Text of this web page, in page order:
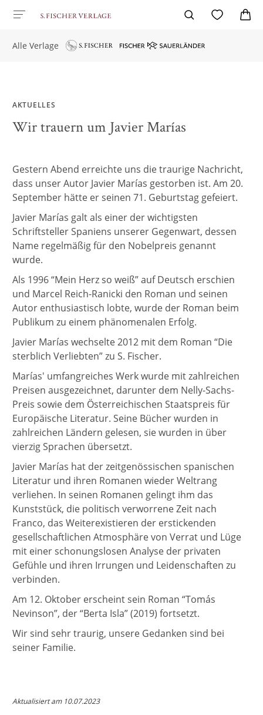
Alle Verlage
AKTUELLES
Wir trauern um Javier Marías
Gestern Abend erreichte uns die traurige Nachricht,
dass unser Autor Javier Marías gestorben ist. Am 20.
September hätte er seinen 71. Geburtstag gefeiert.
Javier Marías galt als einer der wichtigsten
Schriftsteller Spaniens unserer Gegenwart, dessen
Name regelmäßig für den Nobelpreis genannt
wurde.
Als 1996 “Mein Herz so weiß” auf Deutsch erschien
und Marcel Reich-Ranicki den Roman und seinen
Autor enthusiastisch lobte, wurde der Roman beim
Publikum zu einem phänomenalen Erfolg.
Javier Marías wechselte 2012 mit dem Roman “Die
sterblich Verliebten” zu S. Fischer.
Marías' umfangreiches Werk wurde mit zahlreichen
Preisen ausgezeichnet, darunter dem Nelly-Sachs-
Preis sowie dem Österreichischen Staatspreis für
Europäische Literatur. Seine Bücher wurden in
zahlreichen Ländern gelesen, sie wurden in über
vierzig Sprachen übersetzt.
Javier Marías hat der zeitgenössischen spanischen
Literatur und ihren Romanen wieder Weltrang
verliehen. In seinen Romanen gelingt ihm das
Kunststück, die politisch verworrene Zeit nach
Franco, das Weiterexistieren der erstickenden
gesellschaftlichen Atmosphäre von Verrat und Lüge
mit einer schonungslosen Analyse der privaten
Gefühle und ihren Irrungen und Leidenschaften zu
verbinden.
Am 12. Oktober erscheint sein Roman “Tomás
Nevinson”, der “Berta Isla” (2019) fortsetzt.
Wir sind sehr traurig, unsere Gedanken sind bei
seiner Familie.
Aktualisiert am 10.07.2023